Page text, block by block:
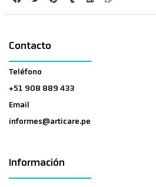
Contacto
Teléfono
+51 908 889 433
Email
informes@articare.pe
Información